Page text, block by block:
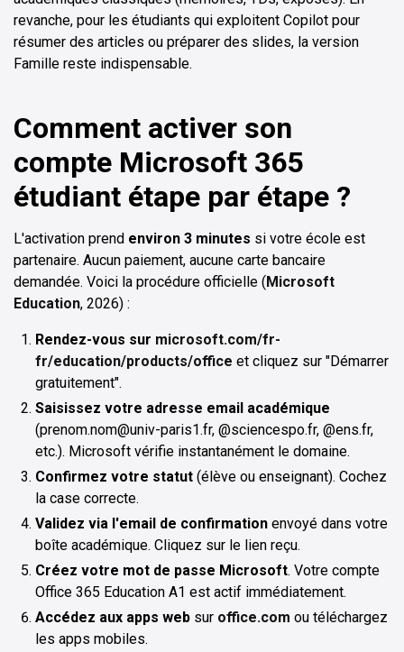
revanche, pour les étudiants qui exploitent Copilot pour
résumer des articles ou préparer des slides, la version
Famille reste indispensable.
Comment activer son
compte Microsoft 365
étudiant étape par étape ?
L'activation prend environ 3 minutes si votre école est
partenaire. Aucun paiement, aucune carte bancaire
demandée. Voici la procédure officielle (Microsoft
Education, 2026) :
Rendez-vous sur microsoft.com/fr-
fr/education/products/office et cliquez sur "Démarrer
gratuitement".
Saisissez votre adresse email académique
(prenom.nom@univ-paris1.fr, @sciencespo.fr, @ens.fr,
etc.). Microsoft vérifie instantanément le domaine.
Confirmez votre statut (élève ou enseignant). Cochez
la case correcte.
Validez via l'email de confirmation envoyé dans votre
boîte académique. Cliquez sur le lien reçu.
Créez votre mot de passe Microsoft. Votre compte
Office 365 Education A1 est actif immédiatement.
Accédez aux apps web sur office.com ou téléchargez
les apps mobiles.